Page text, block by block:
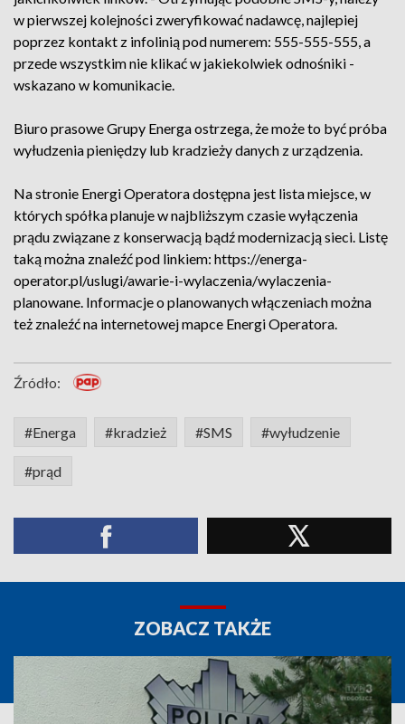
w pierwszej kolejności zweryfikować nadawcę, najlepiej
poprzez kontakt z infolinią pod numerem: 555-555-555, a
przede wszystkim nie klikać w jakiekolwiek odnośniki -
wskazano w komunikacie.
Biuro prasowe Grupy Energa ostrzega, że może to być próba
wyłudzenia pieniędzy lub kradzieży danych z urządzenia.
Na stronie Energi Operatora dostępna jest lista miejsce, w
których spółka planuje w najbliższym czasie wyłączenia
prądu związane z konserwacją bądź modernizacją sieci. Listę
taką można znaleźć pod linkiem: https://energa-
operator.pl/uslugi/awarie-i-wylaczenia/wylaczenia-
planowane. Informacje o planowanych włączeniach można
też znaleźć na internetowej mapce Energi Operatora.
Źródło:
#Energa #kradzież #SMS #wyłudzenie
#prąd
ZOBACZ TAKŻE